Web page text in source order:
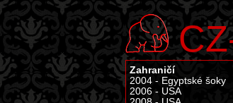
Zahraničí
2004 - Egyptské šoky
2006 - USA